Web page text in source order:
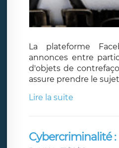
La plateforme
annonces entre
d'objets de
assure prendre le
Lire la suite
Cybercriminalité